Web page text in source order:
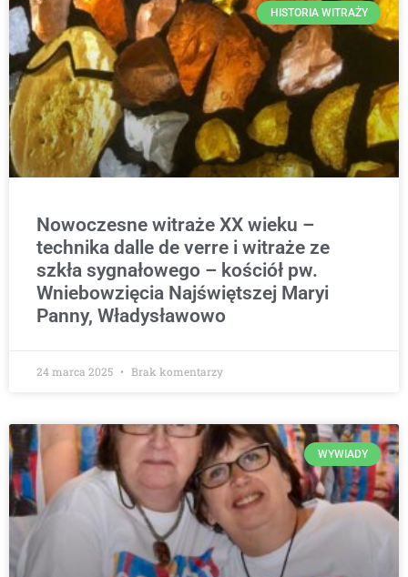
HISTORIA WITRAŻY
Nowoczesne witraże XX wieku –
technika dalle de verre i witraże ze
szkła sygnałowego – kościół pw.
Wniebowzięcia Najświętszej Maryi
Panny, Władysławowo
24 marca 2025 Brak komentarzy
WYWIADY